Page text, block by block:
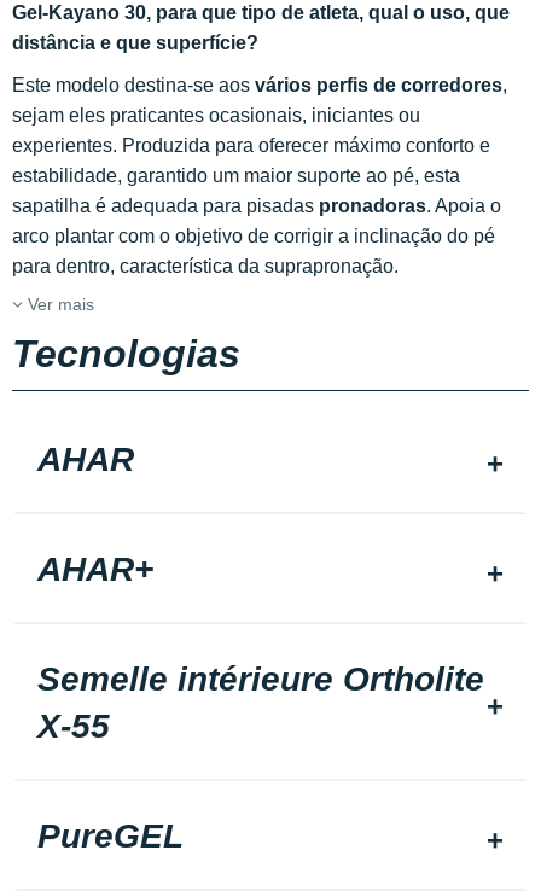
Gel-Kayano 30, para que tipo de atleta, qual o uso, que
distância e que superfície?
Este modelo destina-se aos vários perfis de corredores,
sejam eles praticantes ocasionais, iniciantes ou
experientes. Produzida para oferecer máximo conforto e
estabilidade, garantido um maior suporte ao pé, esta
sapatilha é adequada para pisadas pronadoras. Apoia o
arco plantar com o objetivo de corrigir a inclinação do pé
para dentro, característica da suprapronação.
Ver mais
Tecnologias
AHAR
AHAR+
Semelle intérieure Ortholite
X-55
PureGEL